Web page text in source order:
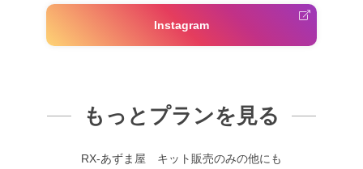
Instagram
もっとプランを見る
RX-あずま屋 キット販売のみの他にも